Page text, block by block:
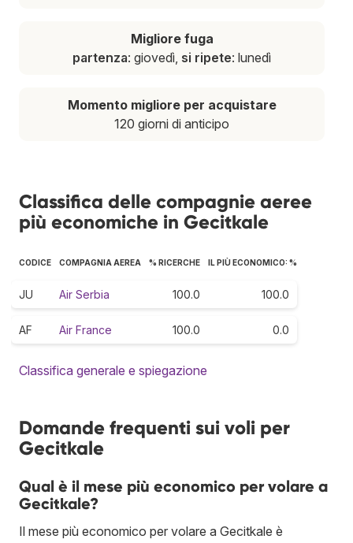
Migliore fuga
partenza: giovedì, si ripete: lunedì
Momento migliore per acquistare
120 giorni di anticipo
Classifica delle compagnie aeree
più economiche in Gecitkale
CODICE COMPAGNIA AEREA % RICERCHE IL PIÙ ECONOMICO: %
JU Air Serbia 100.0 100.0
AF Air France 100.0 0.0
Classifica generale e spiegazione
Domande frequenti sui voli per
Gecitkale
Qual è il mese più economico per volare a
Gecitkale?
Il mese più economico per volare a Gecitkale è